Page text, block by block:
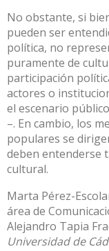
No obstante, si
pueden ser
política, no
puramente de
participación
actores o
el escenario
–. En cambio, los
populares se
deben entenderse
cultural.
Marta Pérez-
área de
Alejandro Tapia
Universidad de